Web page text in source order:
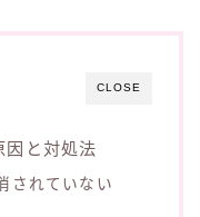
CLOSE
因と対処法
されていない